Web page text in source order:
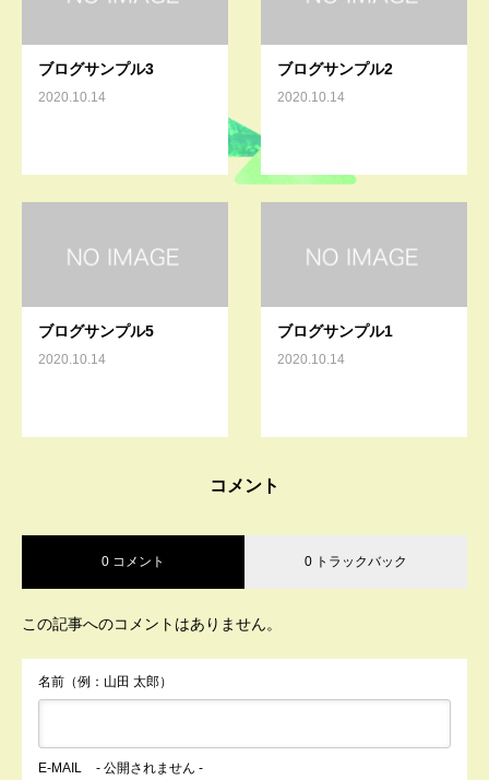
ブログサンプル3
2020.10.14
ブログサンプル2
2020.10.14
ブログサンプル5
2020.10.14
ブログサンプル1
2020.10.14
コメント
0 コメント 0 トラックバック
この記事へのコメントはありません。
名前（例：山田 太郎）
E-MAIL - 公開されません -